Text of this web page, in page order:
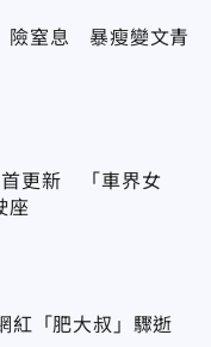
險窒息 暴瘦變文青
首更新 「車界女
座
紅「肥大叔」驟逝